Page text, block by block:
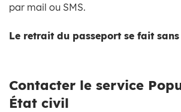
par mail ou SMS.
Le retrait du passeport se fait
Contacter le service
État civil